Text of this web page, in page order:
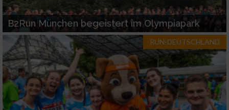
B2Run München begeistert im Olympiapark
RUN-DEUTSCHLAND